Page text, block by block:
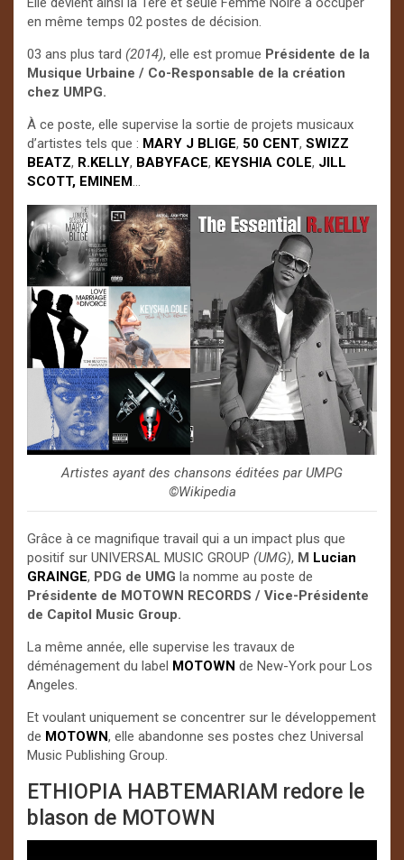
en même temps 02 postes de décision.
03 ans plus tard (2014), elle est promue Présidente de la
Musique Urbaine / Co-Responsable de la création
chez UMPG.
À ce poste, elle supervise la sortie de projets musicaux
d’artistes tels que : MARY J BLIGE, 50 CENT, SWIZZ
BEATZ, R.KELLY, BABYFACE, KEYSHIA COLE, JILL
SCOTT, EMINEM…
Artistes ayant des chansons éditées par UMPG
©️Wikipedia
Grâce à ce magnifique travail qui a un impact plus que
positif sur UNIVERSAL MUSIC GROUP (UMG), M Lucian
GRAINGE, PDG de UMG la nomme au poste de
Présidente de MOTOWN RECORDS / Vice-Présidente
de Capitol Music Group.
La même année, elle supervise les travaux de
déménagement du label
MOTOWN de New-York pour Los
Angeles.
Et voulant uniquement se concentrer sur le développement
de MOTOWN, elle abandonne ses postes chez Universal
Music Publishing Group.
ETHIOPIA HABTEMARIAM redore le
blason de MOTOWN